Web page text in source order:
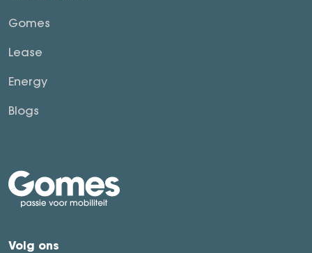
Gomes
Lease
Energy
Blogs
Volg ons